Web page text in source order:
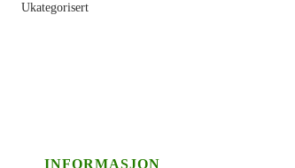
Ukategorisert
INFORMASJON